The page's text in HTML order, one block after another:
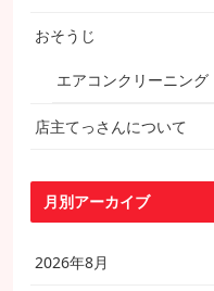
おそうじ
エアコンクリーニング
店主てっさんについて
月別アーカイブ
2026年8月